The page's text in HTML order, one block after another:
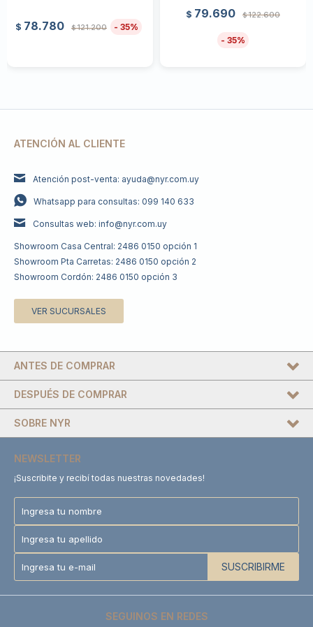
$ 78.780 $121.200 35
$ 79.690 $122.600
35
ATENCIÓN AL CLIENTE
Atención post-venta: ayuda@nyr.com.uy
Whatsapp para consultas: 099 140 633
Consultas web: info@nyr.com.uy
Showroom Casa Central: 2486 0150 opción 1
Showroom Pta Carretas: 2486 0150 opción 2
Showroom Cordón: 2486 0150 opción 3
VER SUCURSALES
DESPUÉS DE COMPRAR
SOBRE NYR
ANTES DE COMPRAR
NEWSLETTER
¡Suscribite y recibí todas nuestras novedades!
SUSCRIBIRME
SEGUINOS EN REDES